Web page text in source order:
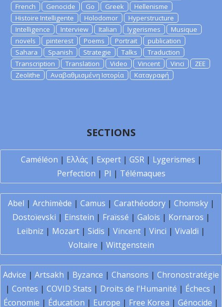
French
Genocide Go Greek
Hellenisme
Histoire Intelligente
Holodomor
Hyperstructure
Intelligence
Interview Italian lygerismes
Musique
novels
pinterest Poems Portrait
publication
Sahara
Spanish Strategie Talks
Traduction
Transcription
Translation Video Vincent Vinci
ZEE
Zeolithe
Αναβαθμισμένη Ιστορία Καταγραφή
SECTIONS
Caméléon | Ελλάς | Expert| GSR| Lygerismes |
Perfection | PI | Télémaques
Abel | Archimède | Camus | Carathéodory| Chomsky|
Dostoïevski | Einstein | Fraïssé | Galois | Kornaros |
Leibniz | Mozart | Sidis | Vincent | Vinci | Vivaldi |
Voltaire | Wittgenstein
Advice | Artsakh | Byzance | Chansons | Chronostratégie
| Contes | COVID Stats | Droits de l'Humanité | Échecs |
Économie | Éducation | Europe | Free Korea | Génocide |